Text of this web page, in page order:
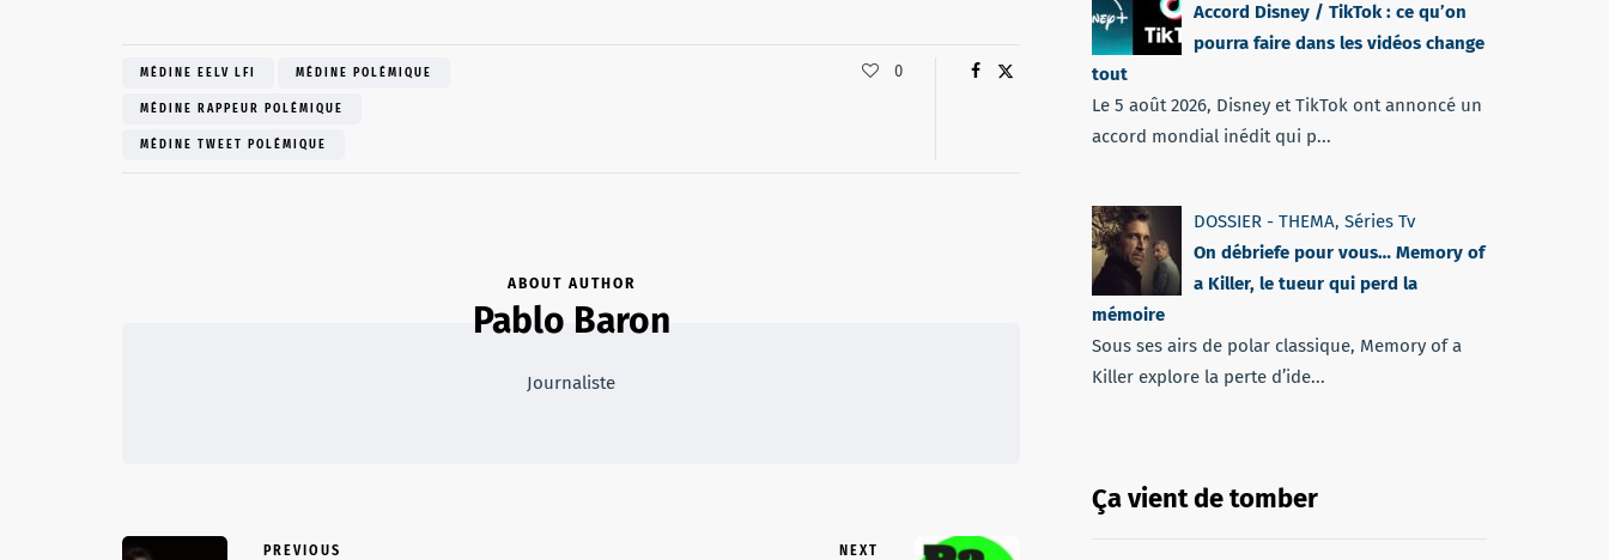
MÉDINE EELV LFI MÉDINE POLÉMIQUE
MÉDINE RAPPEUR POLÉMIQUE
MÉDINE TWEET POLÉMIQUE
0
ABOUT AUTHOR
Pablo Baron
Journaliste
PREVIOUS NEXT
Accord Disney / TikTok : ce qu’on
pourra faire dans les vidéos change
tout
Le 5 août 2026, Disney et TikTok ont annoncé un
accord mondial inédit qui p...
DOSSIER - THEMA, Séries Tv
On débriefe pour vous… Memory of
a Killer, le tueur qui perd la
mémoire
Sous ses airs de polar classique, Memory of a
Killer explore la perte d’ide...
Ça vient de tomber